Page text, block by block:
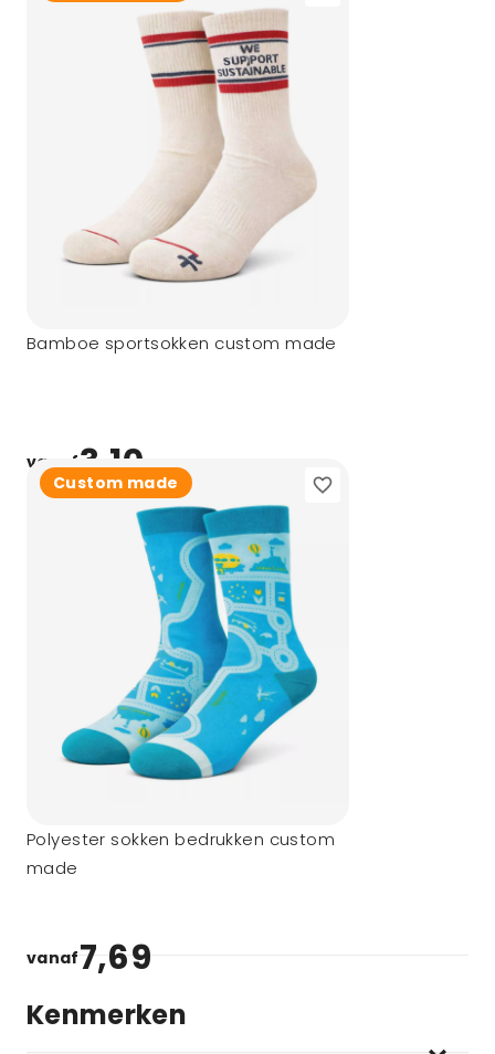
Bamboe sportsokken custom made
vanaf3,10
Custom made
Polyester sokken bedrukken custom
made
vanaf7,69
Kenmerken